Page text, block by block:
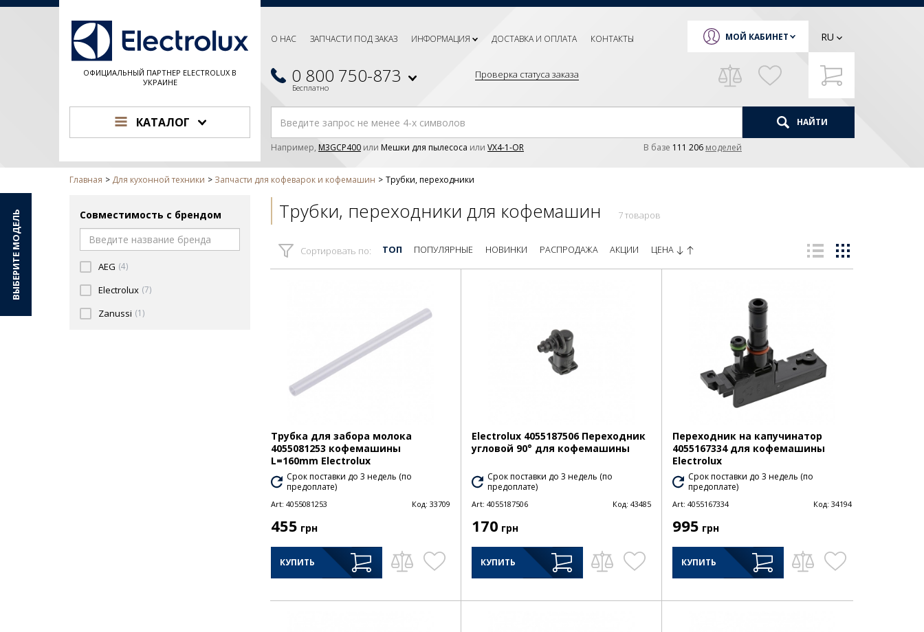
ОФИЦИАЛЬНЫЙ ПАРТНЕР ELECTROLUX В
УКРАИНЕ
О НАС ЗАПЧАСТИ ПОД ЗАКАЗ ИНФОРМАЦИЯ ДОСТАВКА И ОПЛАТА КОНТАКТЫ
0 800 750-873
Бесплатно
Проверка статуса заказа
МОЙ КАБИНЕТ RU
КАТАЛОГ НАЙТИ
Например, M3GCP400 или Мешки для пылесоса или VX4-1-OR В базе 111 206 моделей
Главная Для кухонной техники Запчасти для кофеварок и кофемашин Трубки, переходники
Совместимость с брендом
AEG (4)
Electrolux (7)
Zanussi (1)
Трубки, переходники для кофемашин 7 товаров
Сортировать по: ТОП ПОПУЛЯРНЫЕ НОВИНКИ РАСПРОДАЖА АКЦИИ ЦЕНА
Трубка для забора молока
4055081253 кофемашины
L=160mm Electrolux
Срок поставки до 3 недель (по
предоплате)
Art: 4055081253 Код: 33709
455 грн
КУПИТЬ
Electrolux 4055187506 Переходник
угловой 90° для кофемашины
Срок поставки до 3 недель (по
предоплате)
Art: 4055187506 Код: 43485
170 грн
КУПИТЬ
Переходник на капучинатор
4055167334 для кофемашины
Electrolux
Срок поставки до 3 недель (по
предоплате)
Art: 4055167334 Код: 34194
995 грн
КУПИТЬ
ВЫБЕРИТЕ МОДЕЛЬ